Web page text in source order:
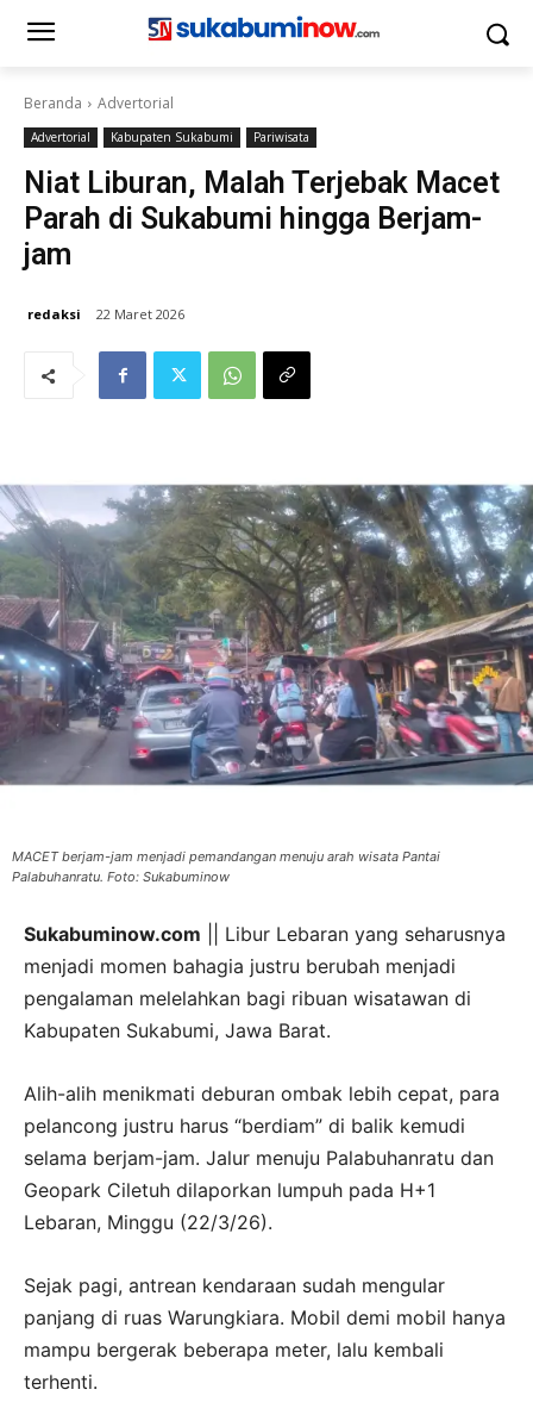
Beranda Advertorial
Advertorial Kabupaten Sukabumi Pariwisata
Niat Liburan, Malah Terjebak Macet
Parah di Sukabumi hingga Berjam-
jam
redaksi 22 Maret 2026
MACET berjam-jam menjadi pemandangan menuju arah wisata Pantai
Palabuhanratu. Foto: Sukabuminow
Sukabuminow.com || Libur Lebaran yang seharusnya
menjadi momen bahagia justru berubah menjadi
pengalaman melelahkan bagi ribuan wisatawan di
Kabupaten Sukabumi, Jawa Barat.
Alih-alih menikmati deburan ombak lebih cepat, para
pelancong justru harus “berdiam” di balik kemudi
selama berjam-jam. Jalur menuju Palabuhanratu dan
Geopark Ciletuh dilaporkan lumpuh pada H+1
Lebaran, Minggu (22/3/26).
Sejak pagi, antrean kendaraan sudah mengular
panjang di ruas Warungkiara. Mobil demi mobil hanya
mampu bergerak beberapa meter, lalu kembali
terhenti.